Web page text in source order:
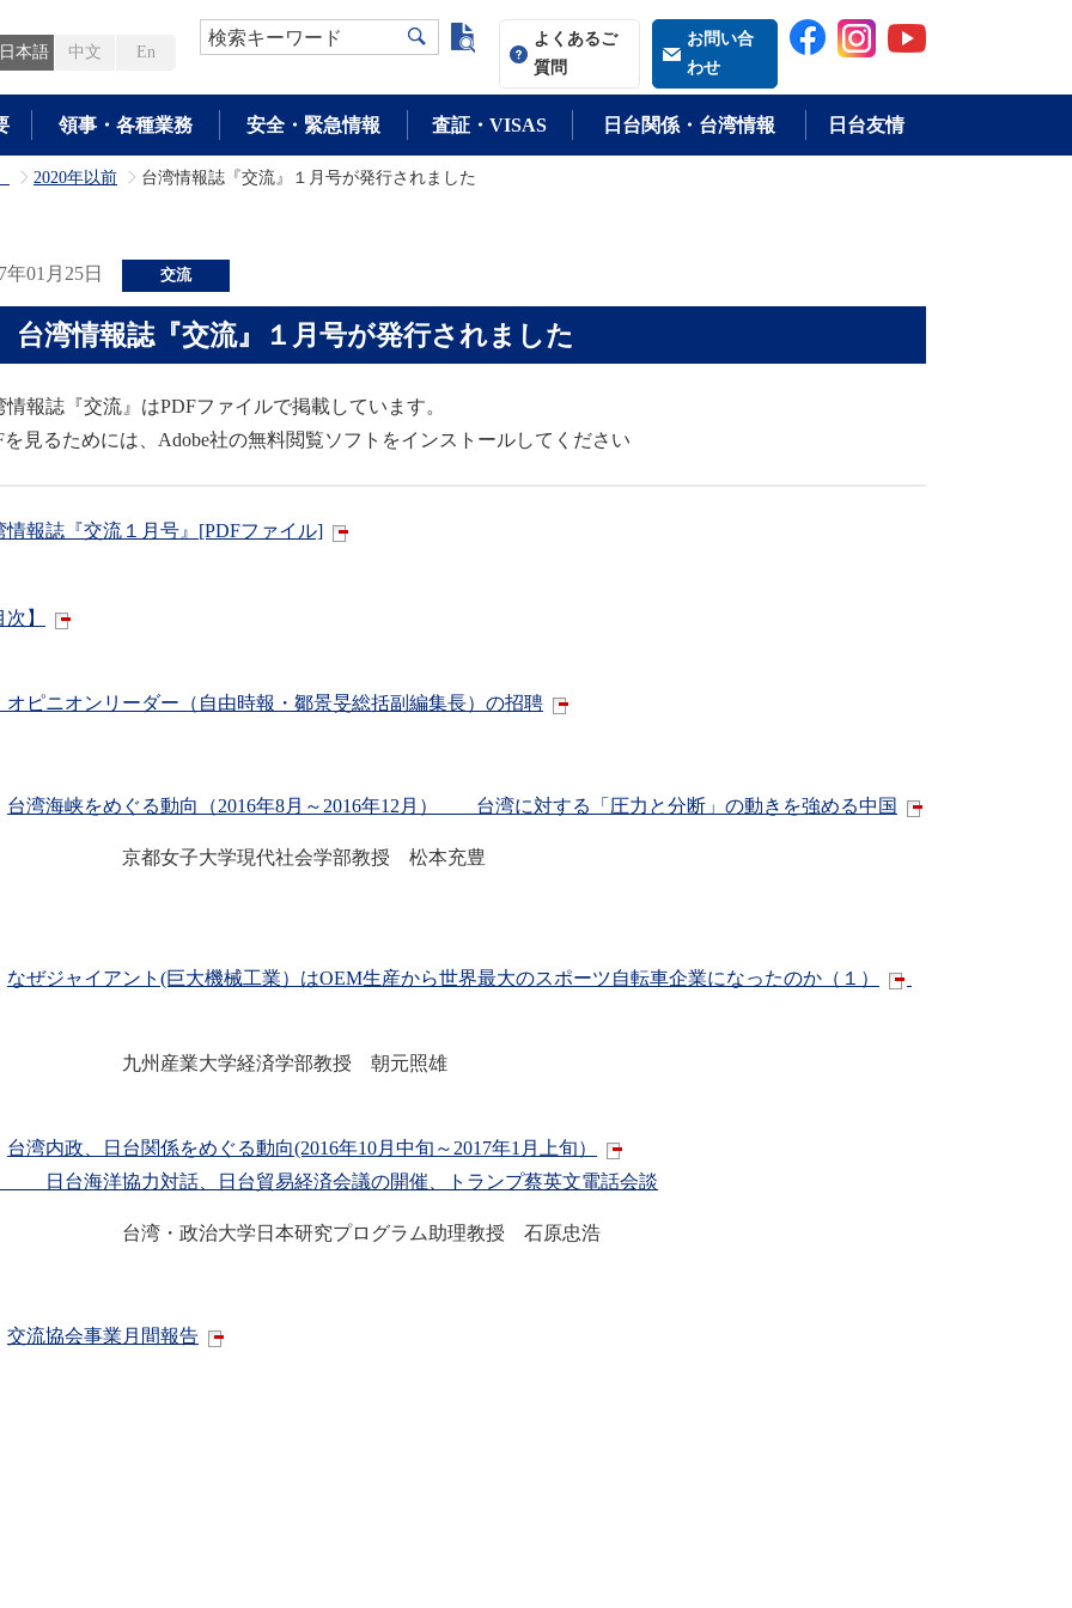
日本語 中文 En
検索キーワード よく検索される語
よくあるご
質問
お問い合
わせ
領事・各種業務 安全・緊急情報 査証・VISAS 日台関係・台湾情報 日台友情
>
2020年以前 >
台湾情報誌『交流』１月号が発行されました
年01月25日 交流
台湾情報誌『交流』１月号が発行されました
情報誌『交流』はPDFファイルで掲載しています。
を見るためには、Adobe社の無料閲覧ソフトをインストールしてください
情報誌『交流１月号』[PDFファイル]
次】
オピニオンリーダー（自由時報・鄒景旻総括副編集長）の招聘
台湾海峡をめぐる動向（2016年8月～2016年12月） 台湾に対する「圧力と分断」の動きを強める中国
都女子大学現代社会学部教授 松本充豊
なぜジャイアント(巨大機械工業）はOEM生産から世界最大のスポーツ自転車企業になったのか（１）
州産業大学経済学部教授 朝元照雄
台湾内政、日台関係をめぐる動向(2016年10月中旬～2017年1月上旬）
海洋協力対話、日台貿易経済会議の開催、トランプ蔡英文電話会談
湾・政治大学日本研究プログラム助理教授 石原忠浩
交流協会事業月間報告